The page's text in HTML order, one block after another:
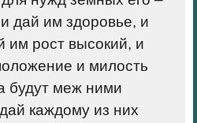
дай им здоровье, и
им рост высокий, и
и милость
будут меж ними
каждому из них